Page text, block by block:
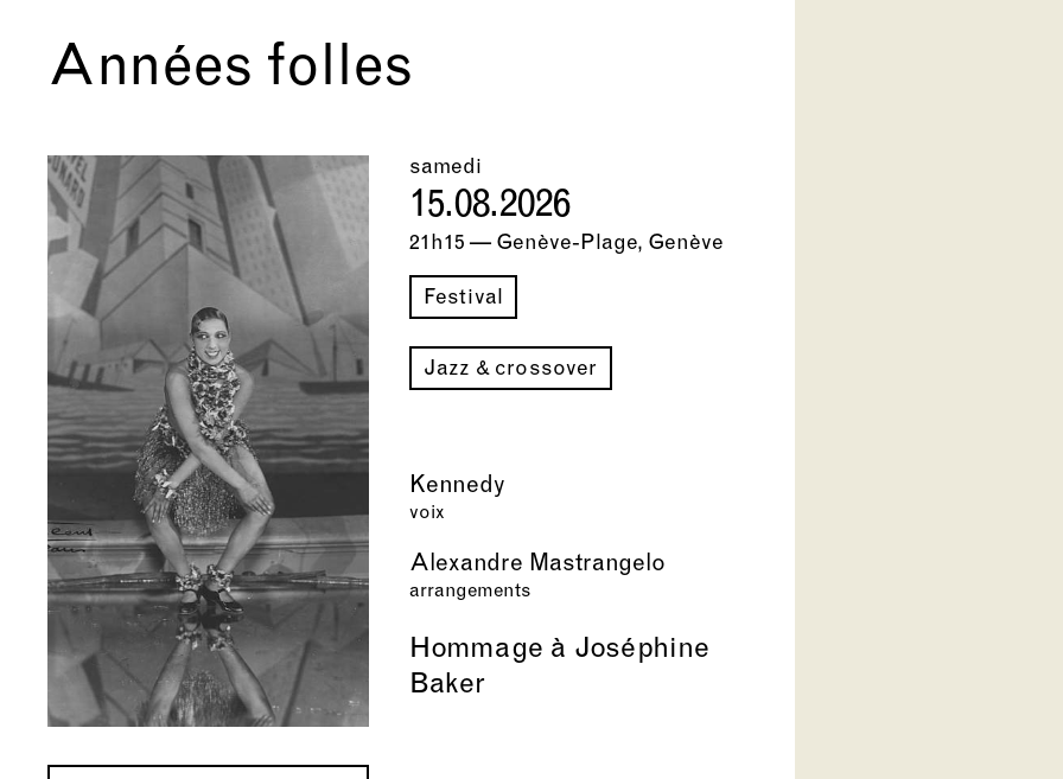
Années folles
samedi
15.08.2026
21h15 — Genève-Plage, Genève
Festival
Jazz & crossover
Kennedy
voix
Alexandre Mastrangelo
arrangements
Hommage à Joséphine
Baker